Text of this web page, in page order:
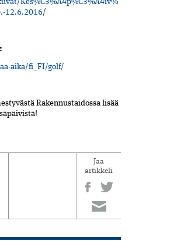
12.6.2016/
aika/fi_FI/golf/
Rakennustaidossa lisää
Jaa
artikkeli